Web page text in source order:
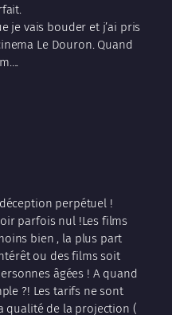
je vais bouder et j’ai pris
Le Douron. Quand
perpétuel !
parfois nul !Les films
bien , la plus part
ou des films soit
âgées ! A quand
?! Les tarifs ne sont
qualité de la projection (